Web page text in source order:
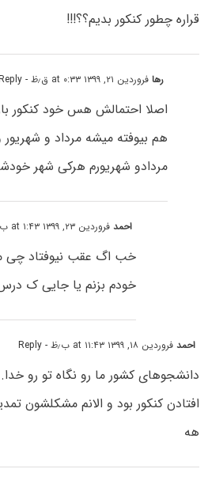
قراره چطور کنکور بدیم؟؟!!!
رهافروردین ۲۱, ۱۳۹۹ at ۰:۳۳ ق٫ظ - Reply
اصلا احتمالش هس خود کنکور
هم بیوفته میشه مرداد و شهریور
مردادو شهریورم هرکی شهر
احمدفروردین ۲۳, ۱۳۹۹ at ۱:۴۳ ب٫ظ
خب اگ عقب نیوفتاد چی
خودم بزنم یا جایی ک
احمدفروردین ۱۸, ۱۳۹۹ at ۱۱:۴۳ ب٫ظ - Reply
دانشجوهای کشور ما رو نگاه تو رو
افتادن کنکور بود و الانم مشکلشون
هه